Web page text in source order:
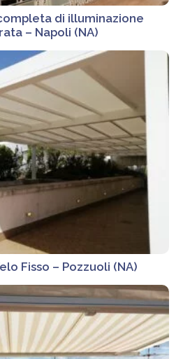
di illuminazione
– Napoli (NA)
Fisso – Pozzuoli (NA)